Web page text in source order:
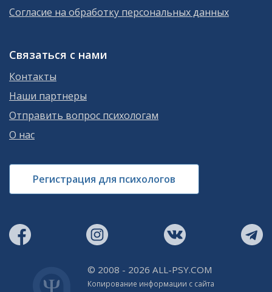
Согласие на обработку персональных данных
Связаться с нами
Контакты
Наши партнеры
Отправить вопрос психологам
О нас
Регистрация для психологов
© 2008 - 2026 ALL-PSY.COM
Копирование информации с сайта